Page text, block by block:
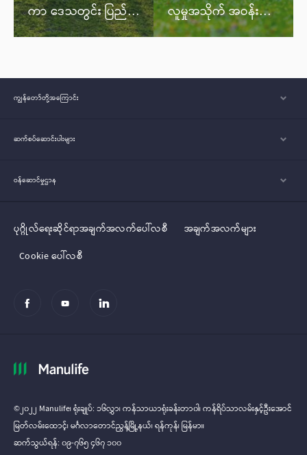
ကာ ဒေသတွင်း ပြည်
သူများ
င်းနှင့် လူနေမှုဘဝများ
တိုးတက်မြင့်မားစေရေး
ပူးပေါင်းလုပ်ဆောင်မှု
သည်။
လူမှုအသိုက် အဝန်းများ
အားလုံးအတွက်
ပုံစံများကို ရွေးချယ်နိုင်
ကျွန်တော်တို့အ‌ကြောင်း
ဆက်စပ်ဆောင်းပါးများ
ဝန်ဆောင်မှုဌာန
ပုဂ္ဂိုလ်‌‌‌‌ရေးဆိုင်ရာအချက်အလက်ပေါ်လစီ
အချက်အလက်များ
Cookie ပေါ်လစီ
©၂၀၂၂ Manulife၊ ရုံးချုပ်: ၁၆လွှာ၊ ကန်သာယာရုံးခန်းတာ၀ါ၊ ကန်ရိပ်သာလမ်းနှင့်ဦးအောင်
မြတ်လမ်း‌‌ထောင့်၊ မင်္ဂလာတောင်ညွန့်မြို့နယ်၊ ရန်ကုန်၊ မြန်မာ။
ဆက်သွယ်ရန်: ၀၉-၇၆၅ ၄၆၇ ၁၀၀